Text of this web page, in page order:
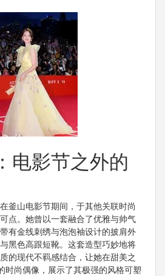
电影节之外的
釜山电影节期间，于其他关联时尚
点。她曾以一套融合了优雅与帅气
有金线刺绣与泡泡袖设计的披肩外
黑色高跟短靴。这套造型巧妙地将
的现代不羁感结合，让她在甜美之
时尚偶像，展示了其极强的风格可塑